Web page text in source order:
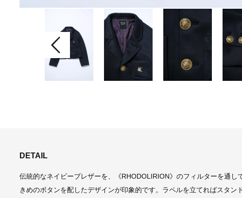
DETAIL
伝統的なネイビーブレザーを、《RHODOLIRION》のフィルターを通
きめのボタンを配したデザインが印象的です。ラペルを立てればスタ